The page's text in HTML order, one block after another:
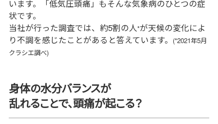
います。「低気圧頭痛」もそんな気象病のひとつの症
状です。
当社が行った調査では、約5割の人*が天候の変化によ
り不調を感じたことがあると答えています。
(*2021年5月
クラシエ調べ)
身体の水分バランスが
乱れることで、頭痛が起こる？